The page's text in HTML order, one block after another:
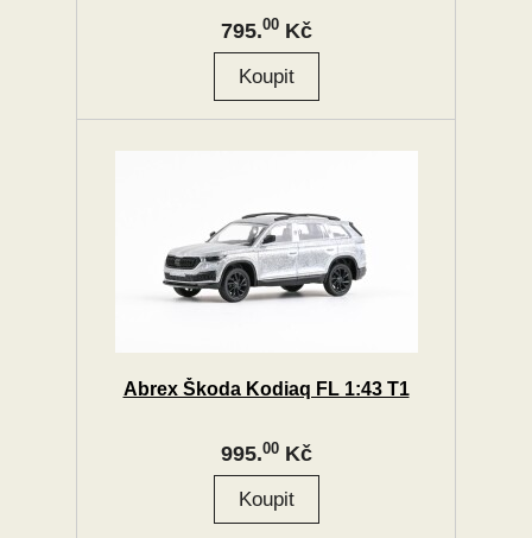
795.00Kč
Abrex Škoda Kodiaq FL 1:43 T1
995.00Kč